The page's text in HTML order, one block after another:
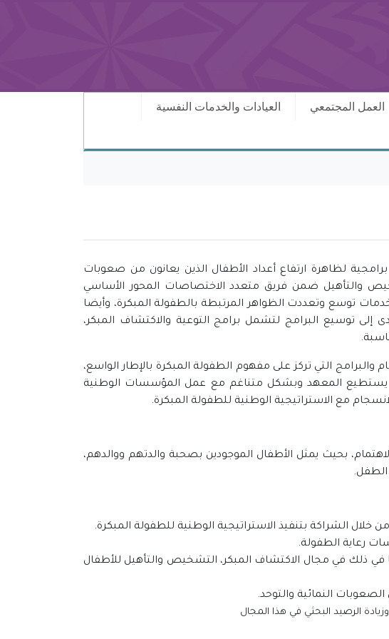
العمل المجتمعي العيادات والخدمات النفسية
للطفولة عام 2014 كاستجابة برامجية لظاهرة ارتفاع أعداد الأطفال ‏الذين يعانون من صعوبات
‏والتأهيل ضمن فريق متعدد الاختصاصات المحور الأساسي
توسع وتعددت الظواهر المرتبطة بالطفولة المبكرة، وأيضا
توسيع البرامج لتشمل برامج ‏التوعية والاكتشاف المبكر،
التي تركز على مفهوم ‏الطفولة المبكرة بالإطار الواسع،
‏يستطيع المعهد وبشكل متناغم مع عمل المؤسسات الوطنية
مع الاستراتيجية الوطنية للطفولة المبكرة.
بحيث يمثل الأطفال ‏الموجودين بصحبة والدتهم ووالدهم،
الطفل.
الشراكة بتنفيذ الاستراتيجية ‏الوطنية للطفولة المبكرة.‏
رعاية الطفولة.
في ذلك في مجال الاكتشاف المبكر، ‏التشخيص والتأهيل للأطفال
النمائية والتوحد.‏
الرصيد البحثي في هذا ‏المجال